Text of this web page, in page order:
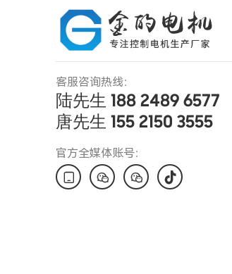
客服咨询热线：
陆先生 188 2489 6577
唐先生 155 2150 3555
官方全媒体账号：

  